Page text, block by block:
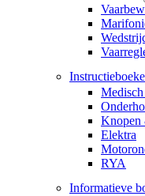
Knopen
Elektra
RYA
Informatieve